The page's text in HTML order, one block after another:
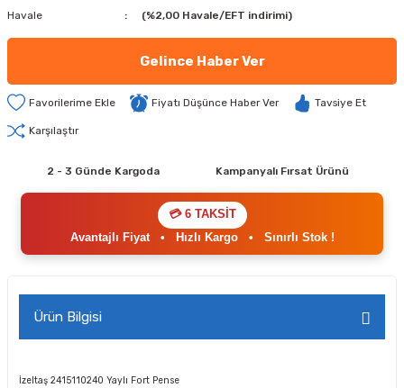
Havale
(%2,00 Havale/EFT indirimi)
Gelince Haber Ver
Fiyatı Düşünce Haber Ver Tavsiye Et
Karşılaştır
2 - 3 Günde Kargoda Kampanyalı Fırsat Ürünü
💳 6 TAKSİT
Avantajlı Fiyat• Hızlı Kargo• Sınırlı Stok !
Ürün Bilgisi
İzeltaş 2415110240 Yaylı Fort Pense